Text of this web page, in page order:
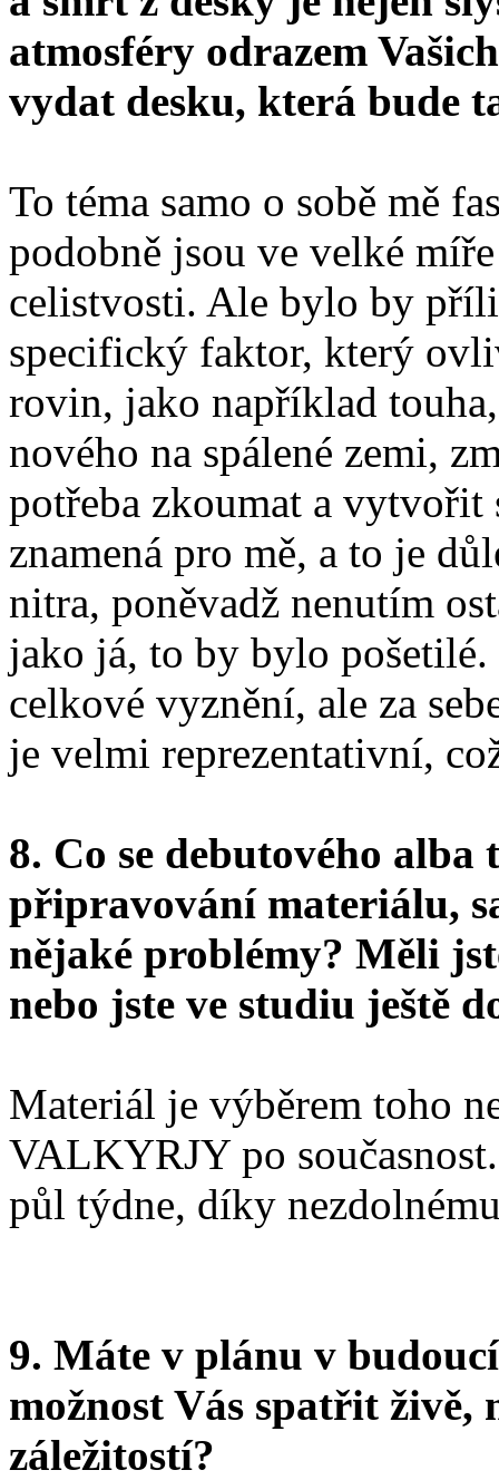
atmosféry odrazem
vydat desku, která bude
To téma samo o sobě mě
podobně jsou ve velké
celistvosti. Ale bylo by
specifický faktor, který
rovin, jako například
nového na spálené zemi,
potřeba zkoumat a
znamená pro mě, a to je
nitra, poněvadž nenutím
jako já, to by bylo
celkové vyznění, ale za
je velmi reprezentativní,
8. Co se debutového
připravování materiálu,
nějaké problémy? Měli
nebo jste ve studiu ještě
Materiál je výběrem toho
VALKYRJY po
půl týdne, díky
9. Máte v plánu v
možnost Vás spatřit živě,
záležitostí?